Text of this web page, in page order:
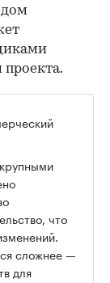
дом
проекта.
что
сложнее —
для